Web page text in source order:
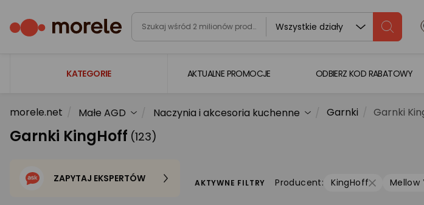
Wszystkie działy
KATEGORIE
Laptopy
Komputery
Gaming
AKTUALNE PROMOCJE ODBIERZ KOD RABATOWY
morele.net Małe AGD Naczynia i akcesoria kuchenne Garnki Garnki
Garnki KingHoff (123)
ZAPYTAJ EKSPERTÓW AKTYWNE FILTRY Producent: KingHoff Mellow